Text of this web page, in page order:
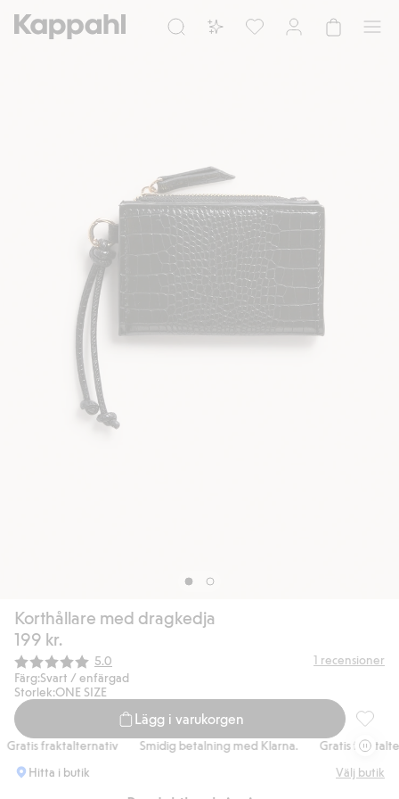
Korthållare med dragkedja
199 kr.
Snittbetyg:
5.0 1 recensioner
Färg:Svart / enfärgad
Storlek:ONE SIZE
Lägg i varukorgen
fraktalternativ Smidig betalning med Klarna.
Gratis
Hitta i butik
Välj butik